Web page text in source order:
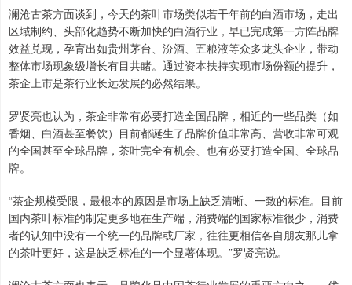
澜沧古茶方面谈到，今天的茶叶市场类似若干年前的白酒市场，走出
区域制约、头部化趋势不断加快的白酒行业，早已完成第一方阵品牌
效益兑现，孕育出如贵州茅台、汾酒、五粮液等众多龙头企业，带动
整体市场现象级增长有目共睹。通过资本扶持实现市场份额的提升，
茶企上市是茶行业长远发展的必然结果。
罗贤亮也认为，茶企非常有必要打造全国品牌，相近的一些品类（如
香烟、白酒甚至餐饮）目前都诞生了品牌价值非常高、营收非常可观
的全国甚至全球品牌，茶叶完全有机会、也有必要打造全国、全球品
牌。
“茶企规模受限，最根本的原因是市场上缺乏清晰、一致的标准。目前
国内茶叶标准的制定更多地在生产端，消费端的国家标准很少，消费
者的认知中没有一个统一的品牌或厂家，往往更相信各自朋友那儿拿
的茶叶更好，这是缺乏标准的一个显著体现。”罗贤亮说。